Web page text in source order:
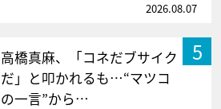
2026.08.07
5
高橋真麻、「コネだブサイク
だ」と叩かれるも…“マツコ
の一言”から…